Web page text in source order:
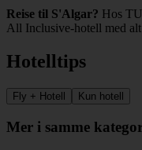
Reise til S'Algar? Hos
All Inclusive-hotell med
Hotelltips
Fly + Hotell Kun hotell
Mer i samme